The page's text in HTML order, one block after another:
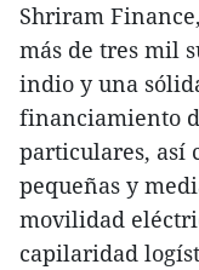
Shriram
más de tres mil
indio y una
financiamiento
particulares, así
pequeñas y
movilidad
capilaridad